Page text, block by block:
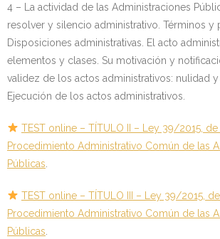
4 – La actividad de las Administraciones
resolver y silencio administrativo. Términos y
Disposiciones administrativas. El acto
elementos y clases. Su motivación y
validez de los actos administrativos: nulidad y
Ejecución de los actos administrativos.
TEST online – TÍTULO II – Ley 39/2015,
Procedimiento Administrativo Común de las
Públicas
TEST online – TÍTULO III – Ley 39/2015,
Procedimiento Administrativo Común de las
Públicas